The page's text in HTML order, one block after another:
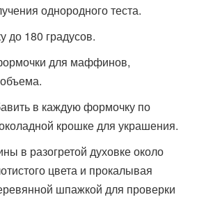
однородного теста.
до 180 градусов.
для маффинов,
в каждую формочку по
крошке для украшения.
в разогретой духовке около
цвета и прокалывая
шпажкой для проверки